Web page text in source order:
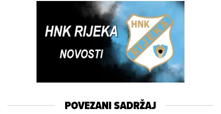
POVEZANI SADRŽAJ